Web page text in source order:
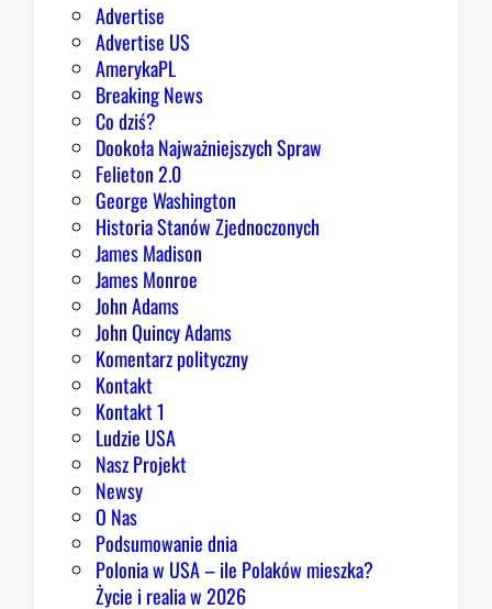
Advertise
Advertise US
AmerykaPL
Breaking News
Co dziś?
Dookoła Najważniejszych Spraw
Felieton 2.0
George Washington
Historia Stanów Zjednoczonych
James Madison
James Monroe
John Adams
John Quincy Adams
Komentarz polityczny
Kontakt
Kontakt 1
Ludzie USA
Nasz Projekt
Newsy
O Nas
Podsumowanie dnia
Polonia w USA – ile Polaków mieszka?
Życie i realia w 2026